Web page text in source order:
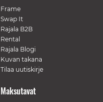
Frame
Swap It
Rajala B2B
Rental
Rajala Blogi
Kuvan takana
Tilaa uutiskirje
Maksutavat